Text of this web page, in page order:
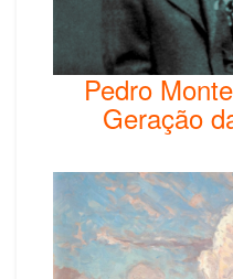
Pedro
Geração